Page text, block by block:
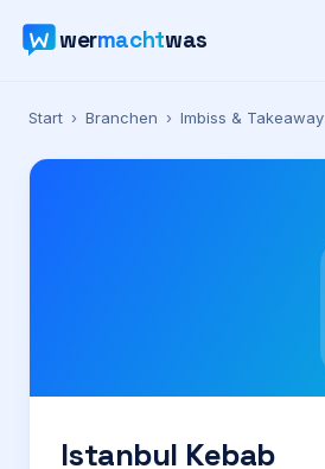
wermachtwas
Verzeichnis
Karte
Preise
Start › Branchen › Imbiss & Takeaway
Istanbul Kebab